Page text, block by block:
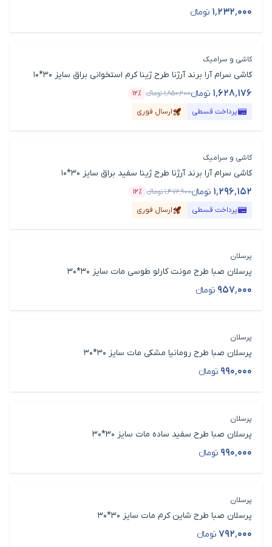
۱٬۲۳۲٬۰۰۰ تومانء
قیمت محصول
کاشی و سرامیک
کاشی سرام آرا برند آرژنا طرح ژینا کرم استخوانی براق سایز 30*10
۱٬۶۲۸٬۱۷۶ تومانء۱٬۸۵۰٬۲۰۰تومانء
قیمت محصول
۱۲٪
درصد تخفیف
پرداخت قسطی
ارسال فوری
کاشی و سرامیک
کاشی سرام آرا برند آرژنا طرح ژینا سفید براق سایز 30*10
۱٬۲۹۶٬۱۵۲ تومانء۱٬۴۷۲٬۹۰۰تومانء
قیمت محصول
۱۲٪
درصد تخفیف
پرداخت قسطی
ارسال فوری
پرسلان
پرسلان صبا طرح مونت کارلو طوسی مات سایز 30*30
۹۵۷٬۰۰۰ تومانء
قیمت محصول
پرسلان
پرسلان صبا طرح رومانیا مشکی مات سایز 30*30
۹۹۰٬۰۰۰ تومانء
قیمت محصول
پرسلان
پرسلان صبا طرح سفید ساده مات سایز 30*30
۹۹۰٬۰۰۰ تومانء
قیمت محصول
پرسلان
پرسلان صبا طرح شاین کرم مات سایز 30*30
۷۹۲٬۰۰۰ تومانء
قیمت محصول